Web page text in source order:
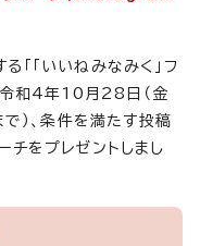
「「いいねみなみく」フ
令和4年10月28日（金
）、条件を満たす投稿
チをプレゼントしまし